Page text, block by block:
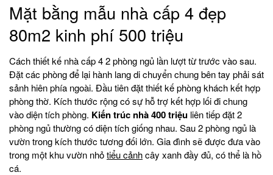
Mặt bằng mẫu nhà cấp 4 đẹp
80m2 kinh phí 500 triệu
Cách thiết kế nhà cấp 4 2 phòng ngủ lần lượt từ trước vào sau.
Đặt các phòng để lại hành lang di chuyển chung bên tay phải sát
sảnh hiên phía ngoài. Đầu tiên đặt thiết kế phòng khách kết hợp
phòng thờ. Kích thước rộng có sự hỗ trợ kết hợp lối đi chung
vào diện tích phòng. Kiến trúc nhà 400 triệu liên tiếp đặt 2
phòng ngủ thường có diện tích giống nhau. Sau 2 phòng ngủ là
vườn trong kích thước tương đối lớn. Gia đình sẽ được đưa vào
trong một khu vườn nhỏtiểu cảnhcây xanh đầy đủ, có thể là hồ
cá.